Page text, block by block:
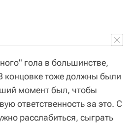
гола в большинстве,
концовке тоже должны были
момент был, чтобы
ответственность за это. С
расслабиться, сыграть